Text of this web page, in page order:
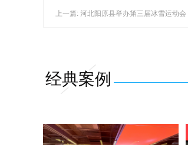
上一篇: 河北阳原县举办第三届冰雪运动会
经典案例